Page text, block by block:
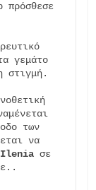
πρόσθεσε
γεμάτο
στιγμή.
των
να
Ilenia σε